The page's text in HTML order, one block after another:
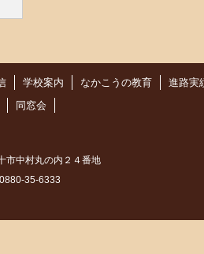
学校案内 なかこうの教育
進路実
同窓会
中村丸の内２４番地
35-6333